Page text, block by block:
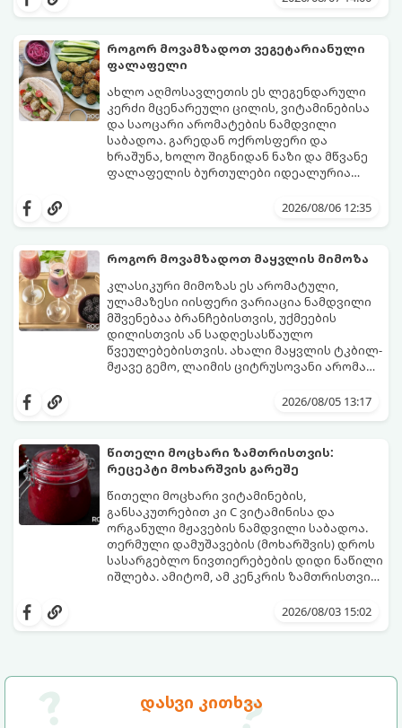
დასვი კითხვა
როგორ მოვამზადოთ ვეგეტარიანული
ფალაფელი
ახლო აღმოსავლეთის ეს ლეგენდარული
კერძი მცენარეული ცილის, ვიტამინებისა
და საოცარი არომატების ნამდვილი
საბადოა. გარედან ოქროსფერი და
ხრაშუნა, ხოლო შიგნიდან ნაზი და მწვანე
ფალაფელის ბურთულები იდეალურია
სალათებთან ერთად ან ტახინის (სესამის)
მდგომარეობს, რომ გამოიყენება
შეწვისას ფორმა იდეალურად შეინარჩუნოს
და არ დაიშალოს.
მომზადების დრო: 20 წუთი (დამატებით
მუხუდოს ჩალბობის დრო: 12-24 საათი)
შეწვის დრო: 10–15 წუთი ულუფა: 20–24 ცალი
ბურთულა (4–6 პორცია)
2026/08/06 12:35
როგორ მოვამზადოთ მაყვლის მიმოზა
კლასიკური მიმოზას ეს არომატული,
ულამაზესი იისფერი ვარიაცია ნამდვილი
მშვენებაა ბრანჩებისთვის, უქმეების
დილისთვის ან სადღესასწაულო
წვეულებებისთვის. ახალი მაყვლის ტკბილ-
მჟავე გემო, ლაიმის ციტრუსოვანი არომატი
საოცრად დახვეწილ და მაგრილებელ
და მის მომზადებას მინიმალური
პორცია
2026/08/05 13:17
წითელი მოცხარი ზამთრისთვის:
რეცეპტი მოხარშვის გარეშე
წითელი მოცხარი ვიტამინების,
განსაკუთრებით კი C ვიტამინისა და
ორგანული მჟავების ნამდვილი საბადოა.
თერმული დამუშავების (მოხარშვის) დროს
სასარგებლო ნივთიერებების დიდი ნაწილი
იშლება. ამიტომ, ამ კენკრის ზამთრისთვის
მომზადებაა - მოხარშვის გარეშე.
ბუნებრივ, კაშკაშა გემოს, არომატს და
2026/08/03 15:02